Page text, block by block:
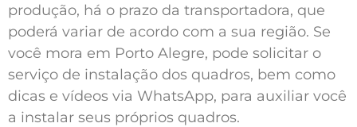
produção, há o prazo da transportadora, que
poderá variar de acordo com a sua região. Se
você mora em Porto Alegre, pode solicitar o
serviço de instalação dos quadros, bem como
dicas e vídeos via WhatsApp, para auxiliar você
a instalar seus próprios quadros.